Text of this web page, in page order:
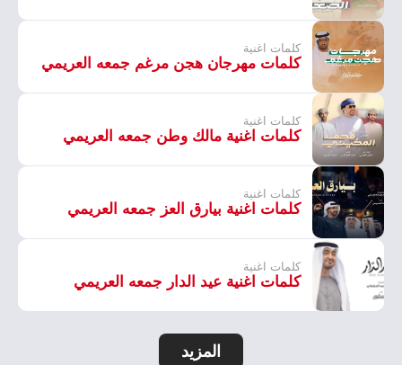
كلمات اغنية
كلمات مهرجان هجن مرغم جمعه العريمي
كلمات اغنية
كلمات اغنية مالك وطن جمعه العريمي
كلمات اغنية
كلمات اغنية بيارق العز جمعه العريمي
كلمات اغنية
كلمات اغنية عيد الدار جمعه العريمي
المزيد